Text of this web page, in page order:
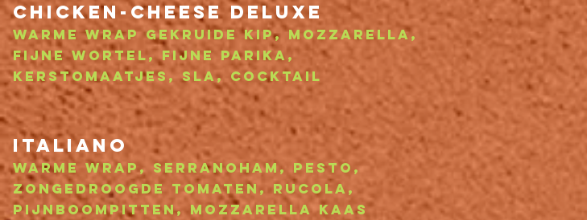
chicken-cheese deluxe
warme wrap Gekruide kip, mozzarella,
fijne wortel,fijne parika,
kerstomaatjes, sla, cocktail
ITALIANO
warme wrap, serranoham, pesto,
zongedroogde tomaten, rucola,
pijnboompitten,mozzarella kaas